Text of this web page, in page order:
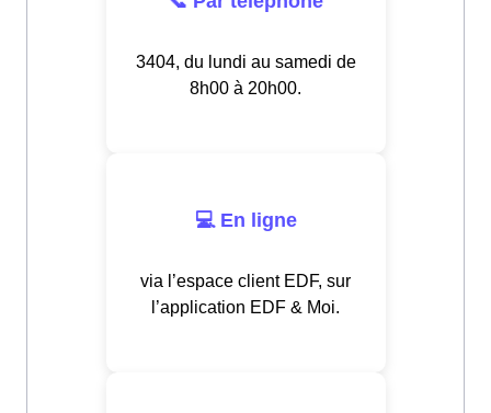
3404, du lundi au samedi de
8h00 à 20h00.
💻 En ligne
via l’espace client EDF, sur
l’application EDF & Moi.